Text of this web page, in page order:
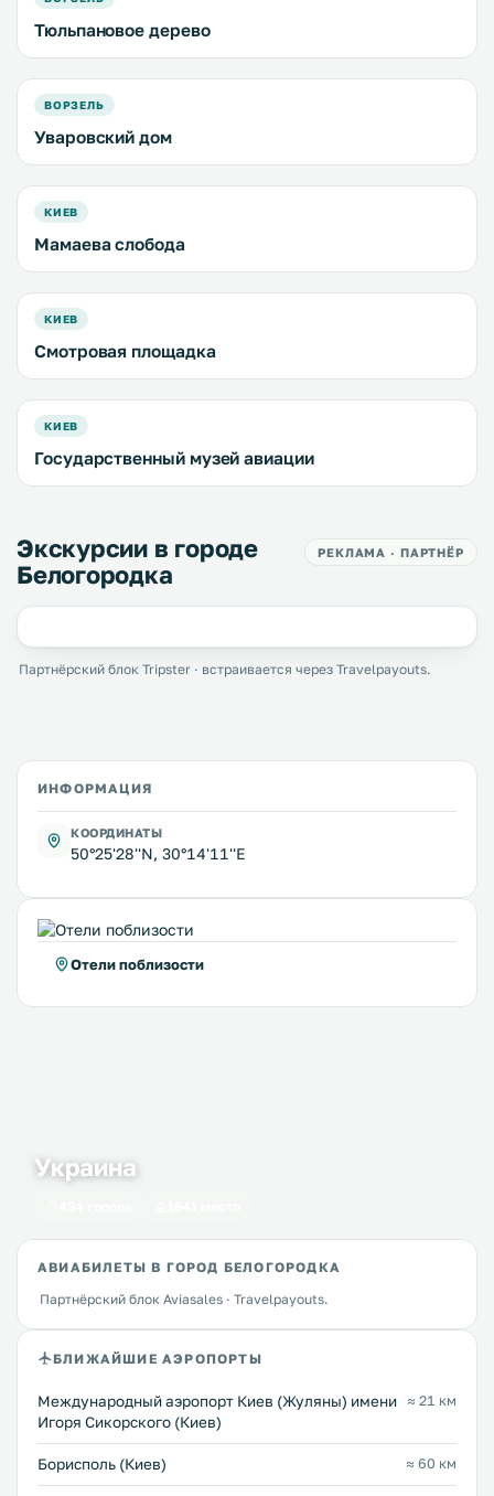
Тюльпановое дерево
ВОРЗЕЛЬ
Уваровский дом
КИЕВ
Мамаева слобода
КИЕВ
Смотровая площадка
КИЕВ
Государственный музей авиации
Экскурсии в городе
Белогородка
РЕКЛАМА · ПАРТНЁР
Партнёрский блок Tripster · встраивается через Travelpayouts.
ИНФОРМАЦИЯ
КООРДИНАТЫ
50°25'28''N, 30°14'11''E
Отели поблизости
Украина
АВИАБИЛЕТЫ В ГОРОД БЕЛОГОРОДКА
Партнёрский блок Aviasales · Travelpayouts.
БЛИЖАЙШИЕ АЭРОПОРТЫ
Международный аэропорт Киев (Жуляны) имени
Игоря Сикорского (Киев)
≈ 21 км
Борисполь (Киев) ≈ 60 км